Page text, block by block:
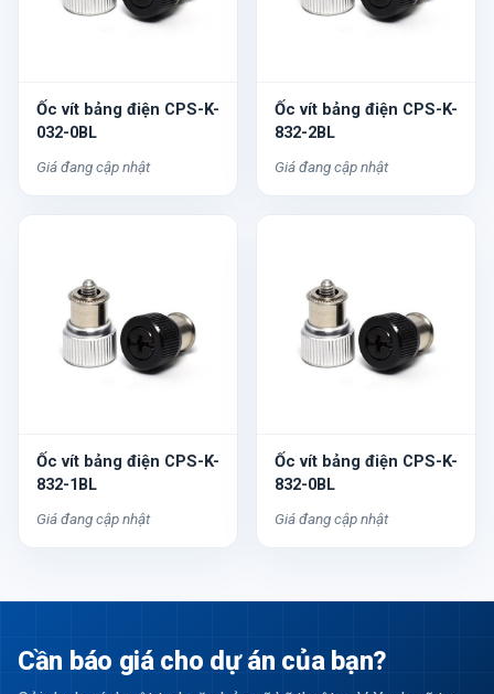
Ốc vít bảng điện CPS-K-
032-0BL
Giá đang cập nhật
Ốc vít bảng điện CPS-K-
832-2BL
Giá đang cập nhật
Ốc vít bảng điện CPS-K-
832-1BL
Giá đang cập nhật
Ốc vít bảng điện CPS-K-
832-0BL
Giá đang cập nhật
Cần báo giá cho dự án của bạn?